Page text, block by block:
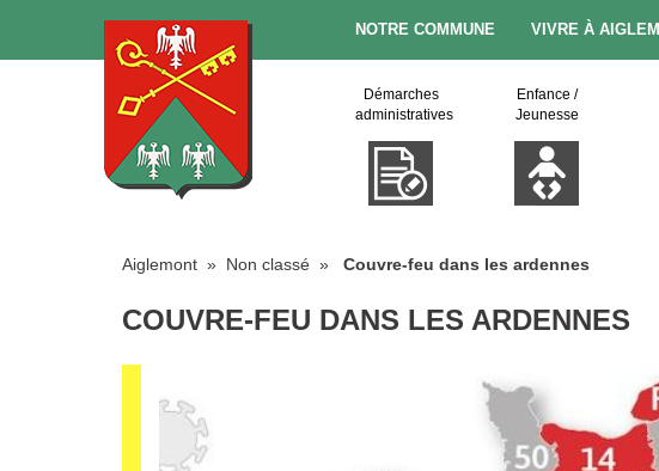
NOTRE COMMUNE VIVRE À
Démarches
administratives
Enfance /
Jeunesse
Aiglemont » Non classé » Couvre-feu dans les ardennes
COUVRE-FEU DANS LES ARDENNES